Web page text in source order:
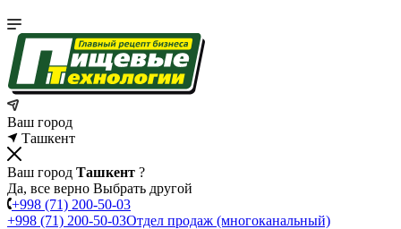
Ваш город
Ташкент
Ваш город Ташкент ?
Да, все верно Выбрать другой
+998 (71) 200-50-03
+998 (71) 200-50-03Отдел продаж (многоканальный)